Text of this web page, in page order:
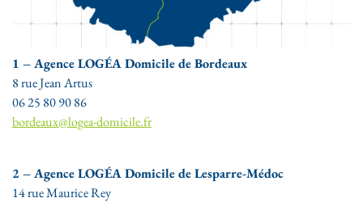
1 – Agence LOGÉA Domicile de Bordeaux
8 rue Jean Artus
06 25 80 90 86
bordeaux@logea-domicile.fr
2 – Agence LOGÉA Domicile de Lesparre-Médoc
14 rue Maurice Rey